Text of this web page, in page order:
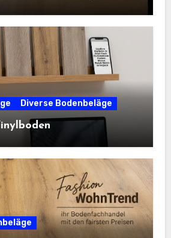
Diverse Bodenbeläge